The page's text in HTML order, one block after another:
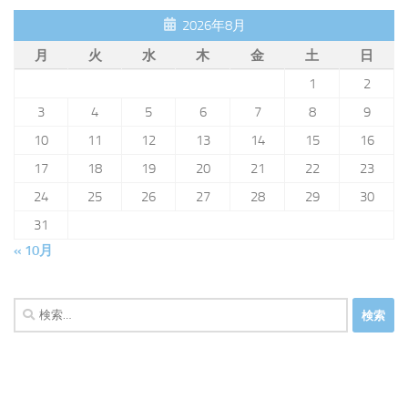
2026年8月
月
火 水 木 金 土
日
1
2
3
4 5 6 7 8
9
10
11 12 13 14 15
16
17
18 19 20 21 22
23
24
25 26 27 28 29
30
31
« 10月
検
索: